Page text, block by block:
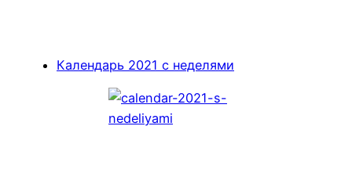
Календарь 2021 с неделями